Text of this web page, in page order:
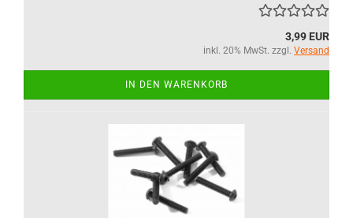
3,99 EUR
inkl. 20% MwSt. zzgl. Versand
IN DEN WARENKORB